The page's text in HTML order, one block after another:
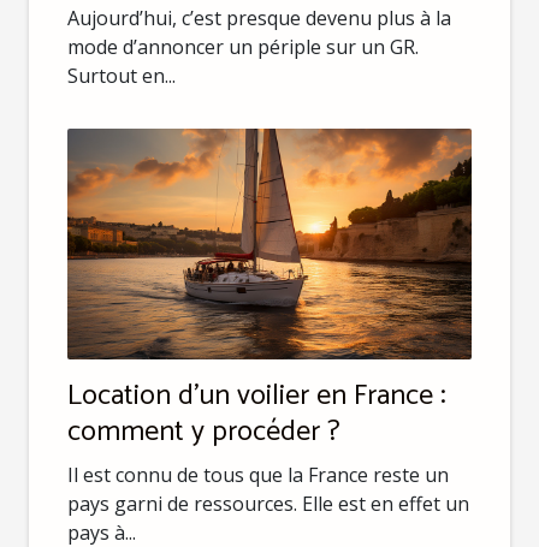
Aujourd’hui, c’est presque devenu plus à la
mode d’annoncer un périple sur un GR.
Surtout en...
Location d’un voilier en France :
comment y procéder ?
Il est connu de tous que la France reste un
pays garni de ressources. Elle est en effet un
pays à...